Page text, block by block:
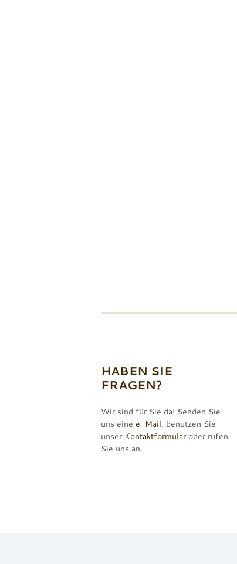
HABEN SIE
FRAGEN?
Wir sind für Sie da! Senden Sie
uns eine e-Mail, benutzen Sie
unser Kontaktformularoder rufen
Sie uns an.